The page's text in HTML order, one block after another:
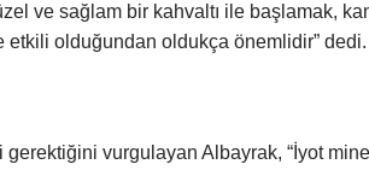
ve sağlam bir kahvaltı ile başlamak,
etkili olduğundan oldukça önemlidir” dedi.
gerektiğini vurgulayan Albayrak, “İyot